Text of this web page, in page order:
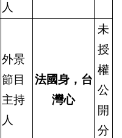
人
外景
節目
主持
人
法國身，台
灣心
未
授
權
公
開
分